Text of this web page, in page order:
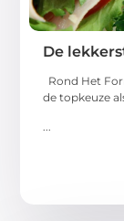
De
Rond Het
de topkeuze
...